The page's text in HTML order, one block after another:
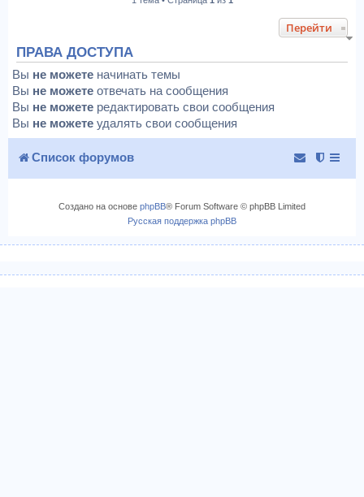
Перейти
ПРАВА ДОСТУПА
Вы не можете начинать темы
Вы не можете отвечать на сообщения
Вы не можете редактировать свои сообщения
Вы не можете удалять свои сообщения
Список форумов
Создано на основе phpBB® Forum Software © phpBB Limited
Русская поддержка phpBB